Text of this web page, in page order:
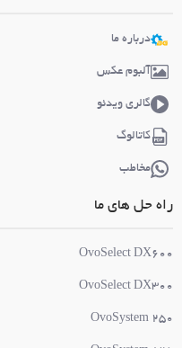
درباره ما
آلبوم عکس
گالری ویدئو
کاتالوگ
مخاطب
راه حل های ما
OvoSelect DX600
OvoSelect DX300
OvoSystem 250